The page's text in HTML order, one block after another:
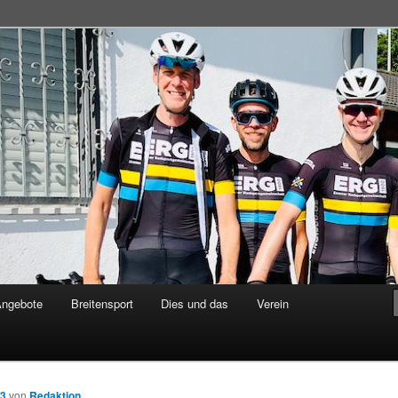
Breitensport Dies und das Verein